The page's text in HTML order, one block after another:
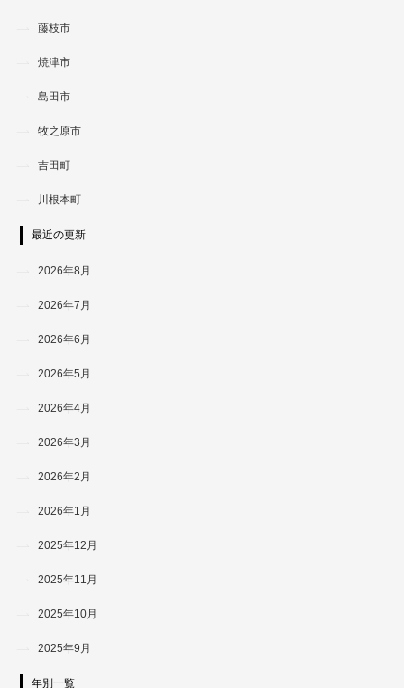
藤枝市
焼津市
島田市
牧之原市
吉田町
川根本町
最近の更新
2026年8月
2026年7月
2026年6月
2026年5月
2026年4月
2026年3月
2026年2月
2026年1月
2025年12月
2025年11月
2025年10月
2025年9月
年別一覧